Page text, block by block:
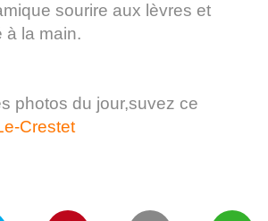
sourire aux lèvres et
à la main.
photos du jour,suvez ce
Crestet